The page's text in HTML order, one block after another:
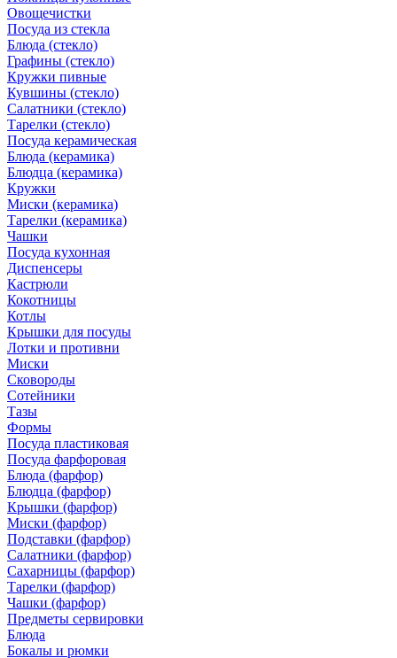
Овощечистки
Посуда из стекла
Блюда (стекло)
Графины (стекло)
Кружки пивные
Кувшины (стекло)
Салатники (стекло)
Тарелки (стекло)
Посуда керамическая
Блюда (керамика)
Блюдца (керамика)
Кружки
Миски (керамика)
Тарелки (керамика)
Чашки
Посуда кухонная
Диспенсеры
Кастрюли
Кокотницы
Котлы
Крышки для посуды
Лотки и противни
Миски
Сковороды
Сотейники
Тазы
Формы
Посуда пластиковая
Посуда фарфоровая
Блюда (фарфор)
Блюдца (фарфор)
Крышки (фарфор)
Миски (фарфор)
Подставки (фарфор)
Салатники (фарфор)
Сахарницы (фарфор)
Тарелки (фарфор)
Чашки (фарфор)
Предметы сервировки
Блюда
Бокалы и рюмки